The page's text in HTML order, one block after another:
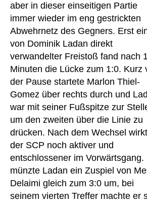
aber in dieser einseitigen Partie
immer wieder im eng gestrickten
Abwehrnetz des Gegners. Erst
von Dominik Ladan direkt
verwandelter Freistoß fand nach
Minuten die Lücke zum 1:0. Kurz
der Pause startete Marlon Thiel-
Gomez über rechts durch und
war mit seiner Fußspitze zur
um den zweiten über die Linie zu
drücken. Nach dem Wechsel
der SCP noch aktiver und
entschlossener im Vorwärtsgang.
münzte Ladan ein Zuspiel von
Delaimi gleich zum 3:0 um, bei
seinem vierten Treffer machte er